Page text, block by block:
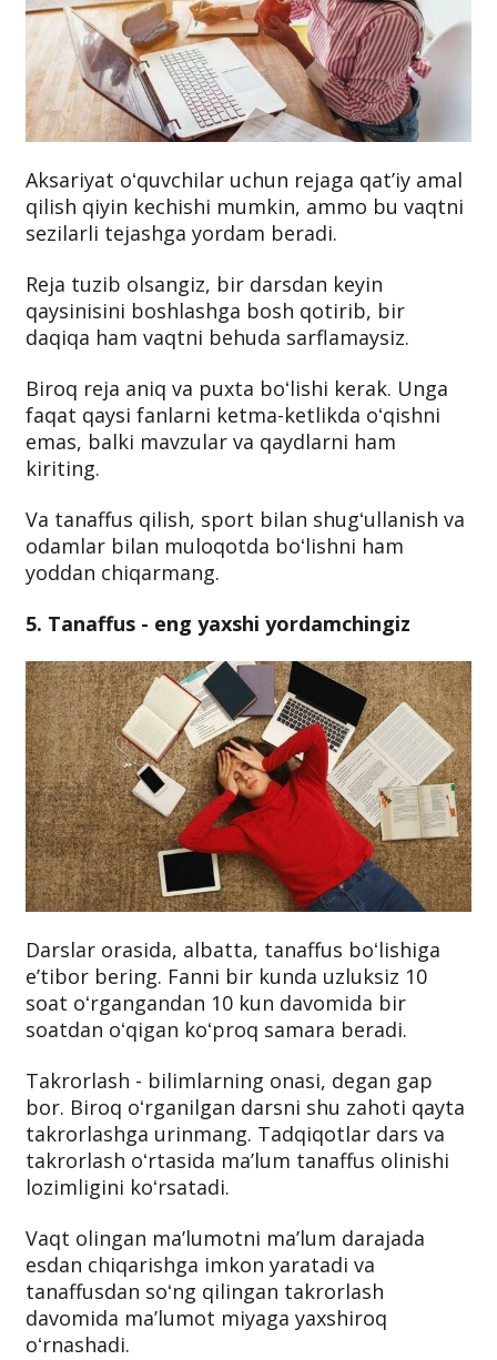
Aksariyat oʻquvchilar uchun rejaga qatʼiy amal
qilish qiyin kechishi mumkin, ammo bu vaqtni
sezilarli tejashga yordam beradi.
Reja tuzib olsangiz, bir darsdan keyin
qaysinisini boshlashga bosh qotirib, bir
daqiqa ham vaqtni behuda sarflamaysiz.
Biroq reja aniq va puxta boʻlishi kerak. Unga
faqat qaysi fanlarni ketma-ketlikda oʻqishni
emas, balki mavzular va qaydlarni ham
kiriting.
Va tanaffus qilish, sport bilan shugʻullanish va
odamlar bilan muloqotda boʻlishni ham
yoddan chiqarmang.
5. Tanaffus - eng yaxshi yordamchingiz
Darslar orasida, albatta, tanaffus boʻlishiga
eʼtibor bering. Fanni bir kunda uzluksiz 10
soat oʻrgangandan 10 kun davomida bir
soatdan oʻqigan koʻproq samara beradi.
Takrorlash - bilimlarning onasi, degan gap
bor. Biroq oʻrganilgan darsni shu zahoti qayta
takrorlashga urinmang. Tadqiqotlar dars va
takrorlash oʻrtasida maʼlum tanaffus olinishi
lozimligini koʻrsatadi.
Vaqt olingan maʼlumotni maʼlum darajada
esdan chiqarishga imkon yaratadi va
tanaffusdan soʻng qilingan takrorlash
davomida maʼlumot miyaga yaxshiroq
oʻrnashadi.